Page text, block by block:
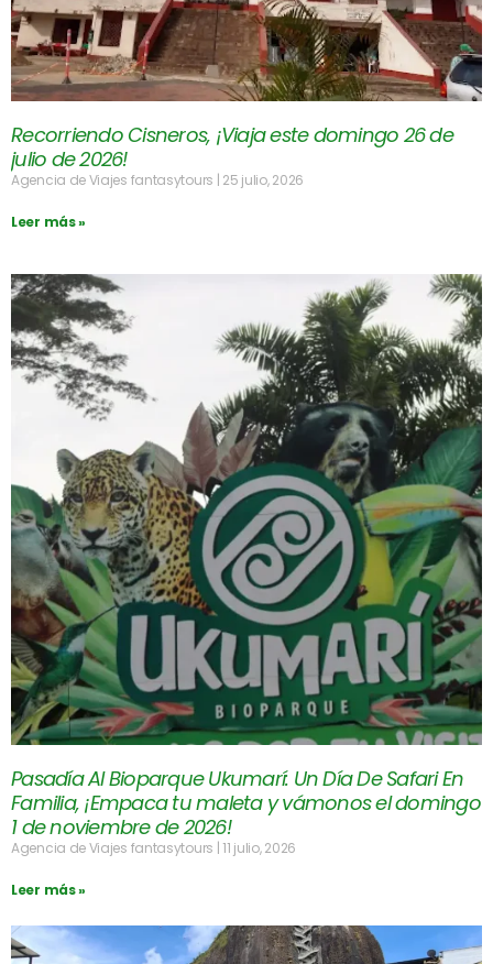
Recorriendo Cisneros, ¡Viaja este domingo 26 de
julio de 2026!
Agencia de Viajes fantasytours 25 julio, 2026
Leer más »
Pasadía Al Bioparque Ukumarí: Un Día De Safari En
Familia, ¡Empaca tu maleta y vámonos el domingo
1 de noviembre de 2026!
Agencia de Viajes fantasytours 11 julio, 2026
Leer más »